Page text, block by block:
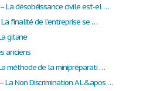
La désobéissance civile est-el …
finalité de l’entreprise se …
gitane
anciens
méthode de la minipréparati …
Non Discrimination A L&apos …